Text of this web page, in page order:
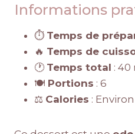
Informations
⏱️ Temps de
🔥 Temps de
🕐 Temps total :
🍽️ Portions : 6
⚖️ Calories :